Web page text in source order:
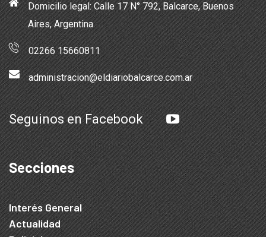
Domicilio legal: Calle 17 N° 792, Balcarce, Buenos
Aires, Argentina
02266 15660811
administracion@eldiariobalcarce.com.ar
Seguinos en Facebook
Secciones
Interés General
Actualidad